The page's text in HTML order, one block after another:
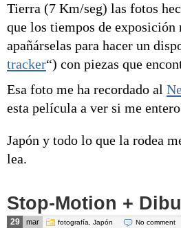
Tierra (7 Km/seg) las fotos
que los tiempos de exposición
apañárselas para hacer un
tracker“) con piezas que
Esa foto me ha recordado al
esta película a ver si me
Japón y todo lo que la rodea
lea.
Stop-Motion +
29 mar fotografía Japón No comment